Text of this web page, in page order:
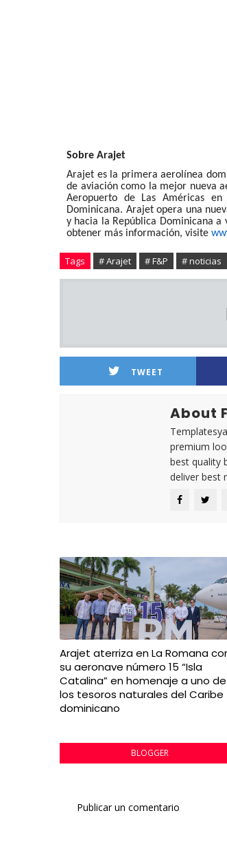
Sobre Arajet
Arajet es la primera aerolínea
de aviación como la mejor nueva
Aeropuerto de Las Américas
Dominicana. Arajet opera una
y hacia la República Dominicana
obtener más información, visite
Tags # Arajet # F&P # noticias
TWEET
About
premium
best quality
deliver best
Arajet aterriza en La Romana
su aeronave número 15 “Isla
Catalina” en homenaje a uno de
los tesoros naturales del Caribe
dominicano
BLOGGER
Publicar un comentario